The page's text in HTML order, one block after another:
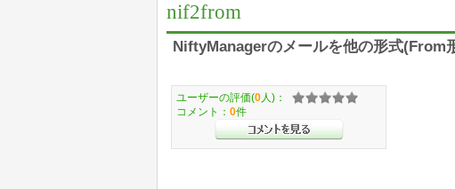
nif2from
NiftyManagerのメールを他の形式(From
ユーザーの評価(0 人)：
コメント： 0件